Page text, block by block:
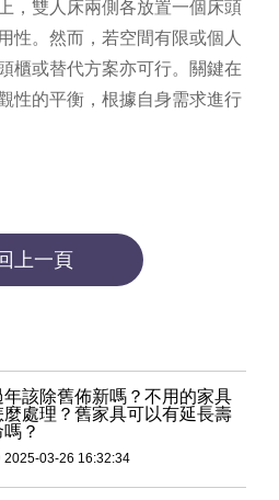
，雙人床兩側各放置一個床頭
性。然而，若空間有限或個人
櫃或替代方案亦可行。關鍵在
性的平衡，根據自身需求進行
上一頁
年該除舊佈新嗎？不用的家具
麼處理？舊家具可以有延長壽
？
2025-03-26 16:32:34